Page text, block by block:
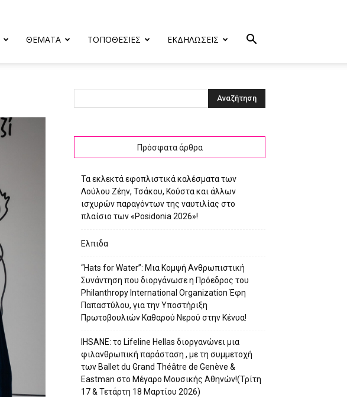
ΘΕΜΑΤΑ ΤΟΠΟΘΕΣΙΕΣ ΕΚΔΗΛΩΣΕΙΣ
Πρόσφατα άρθρα
Τα εκλεκτά εφοπλιστικά καλέσματα των
Λούλου Ζέην, Τσάκου, Κούστα και άλλων
ισχυρών παραγόντων της ναυτιλίας στο
πλαίσιο των «Posidonia 2026»!
Ελπιδα
“Hats for Water”: Μια Κομψή Ανθρωπιστική
Συνάντηση που διοργάνωσε η Πρόεδρος του
Philanthropy International Organization Έφη
Παπαστύλου, για την Υποστήριξη
Πρωτοβουλιών Καθαρού Νερού στην Κένυα!
IHSANE: το Lifeline Hellas διοργανώνει μια
φιλανθρωπική παράσταση , με τη συμμετοχή
των Ballet du Grand Théâtre de Genève &
Eastman στο Μέγαρο Μουσικής Αθηνών!(Τρίτη
17 & Τετάρτη 18 Μαρτίου 2026)